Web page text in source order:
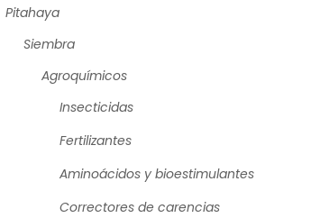
Pitahaya
Siembra
Agroquímicos
Insecticidas
Fertilizantes
Aminoácidos y bioestimulantes
Correctores de carencias